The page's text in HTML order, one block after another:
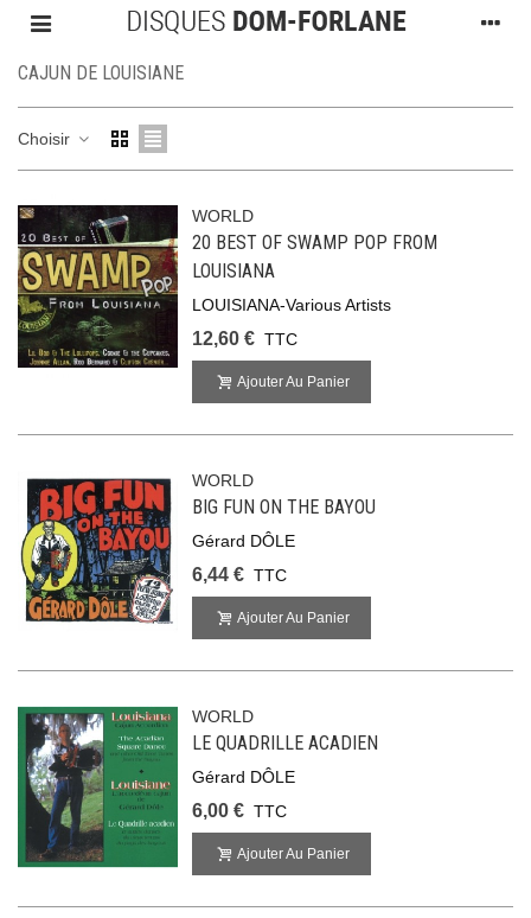
CAJUN DE LOUISIANE
Choisir
WORLD
20 BEST OF SWAMP POP FROM
LOUISIANA
LOUISIANA-Various Artists
12,60 € TTC
Ajouter Au Panier
WORLD
BIG FUN ON THE BAYOU
Gérard DÔLE
6,44 € TTC
Ajouter Au Panier
WORLD
LE QUADRILLE ACADIEN
Gérard DÔLE
6,00 € TTC
Ajouter Au Panier